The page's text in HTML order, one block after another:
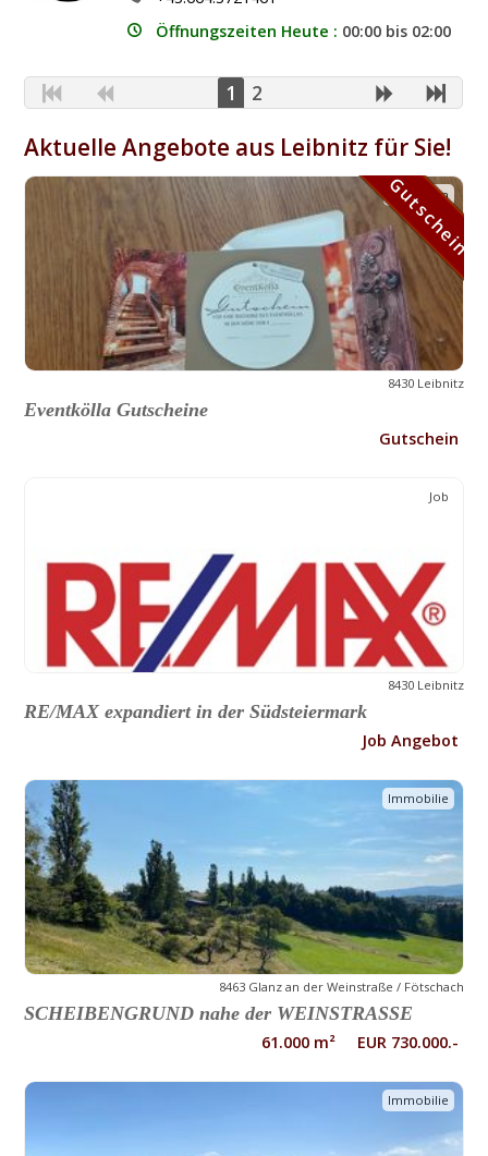
Öffnungszeiten Heute : 00:00 bis 02:00
1 2
Aktuelle Angebote aus Leibnitz für Sie!
Gutschein
8430 Leibnitz
Eventkölla Gutscheine
Gutschein
Gutschein
Job
8430 Leibnitz
RE/MAX expandiert in der Südsteiermark
Job Angebot
Immobilie
8463 Glanz an der Weinstraße / Fötschach
SCHEIBENGRUND nahe der WEINSTRASSE
61.000 m² EUR 730.000.-
Immobilie